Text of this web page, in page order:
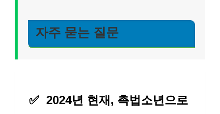
자주 묻는 질문
✅ 2024년 현재, 촉법소년으로